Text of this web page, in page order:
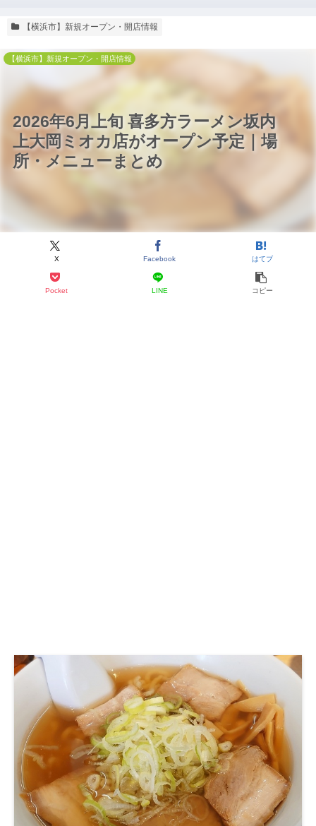
【横浜市】新規オープン・開店情報
2026年6月上旬 喜多方ラーメン坂内
上大岡ミオカ店がオープン予定｜場
所・メニューまとめ
【横浜市】新規オープン・開店情報
X Facebook はてブ
Pocket LINE コピー